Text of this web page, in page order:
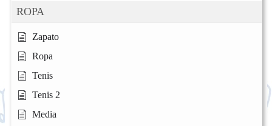
ROPA
Zapato
Ropa
Tenis
Tenis 2
Media